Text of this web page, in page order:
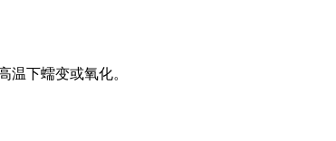
温下蠕变或氧化。